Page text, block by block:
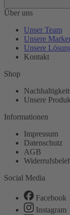
Über uns
Unser Team
Unsere
Unsere
Kontakt
Shop
Unsere
Informationen
Impressum
Datenschutz
AGB
Social Media
Facebook
Instagram